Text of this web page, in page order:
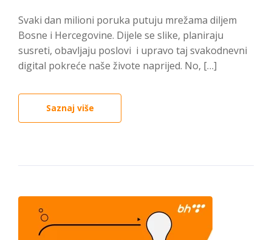
Svaki dan milioni poruka putuju mrežama diljem
Bosne i Hercegovine. Dijele se slike, planiraju
susreti, obavljaju poslovi i upravo taj svakodnevni
digital pokreće naše živote naprijed. No, […]
Saznaj više